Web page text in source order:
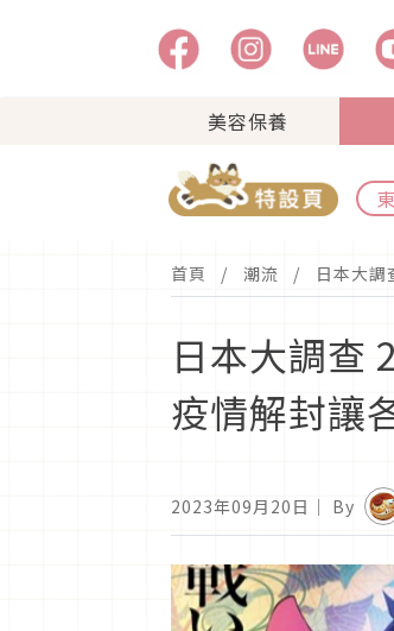
美容保養
首頁 潮流 日本大
日本大調查
疫情解封讓
2023年09月20日 ｜ By